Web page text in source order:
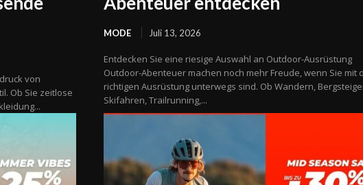
von
Ob Sie zeitlose
MODE Juli 13, 2026
Entdecken Sie eine riesige Auswahl an Outdoor-Ausrüstung
Outdoor-Abenteuer machen noch mehr Freude, wenn Sie mit
richtigen Ausrüstung unterwegs sind. Ob Wandern,
Skifahren, Trailrunning,...